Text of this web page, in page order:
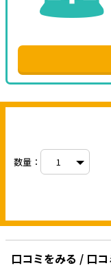
数量：
口コミをみる / 口